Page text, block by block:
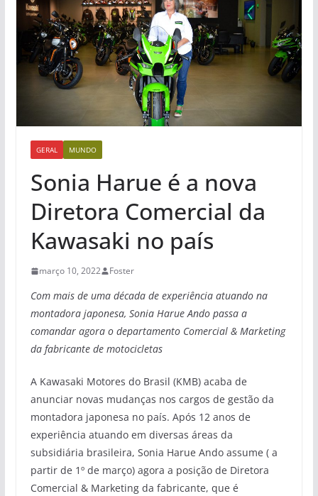
GERAL MUNDO
Sonia Harue é a nova
Diretora Comercial da
Kawasaki no país
março 10, 2022 Foster
Com mais de uma década de experiência atuando na
montadora japonesa, Sonia Harue Ando passa a
comandar agora o departamento Comercial & Marketing
da fabricante de motocicletas
A Kawasaki Motores do Brasil (KMB) acaba de
anunciar novas mudanças nos cargos de gestão da
montadora japonesa no país. Após 12 anos de
experiência atuando em diversas áreas da
subsidiária brasileira, Sonia Harue Ando assume ( a
partir de 1º de março) agora a posição de Diretora
Comercial & Marketing da fabricante, que é